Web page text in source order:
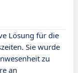
Lösung für die
Sie wurde
zu
an